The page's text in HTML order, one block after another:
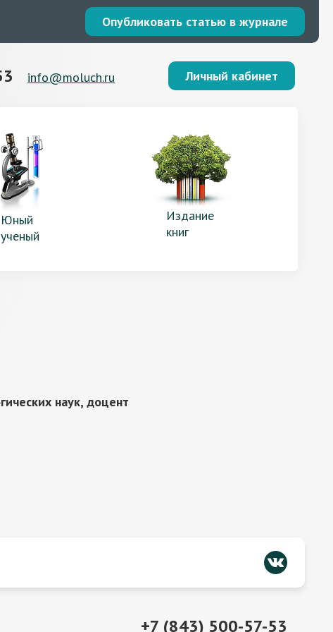
Опубликовать статью в журнале
info@moluch.ru Личный кабинет
Юный
ученый
Издание
книг
наук, доцент
+7 (843) 500-57-53